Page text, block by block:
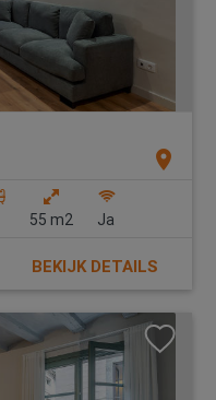
location_on
55 m2
Ja
BEKIJK DETAILS